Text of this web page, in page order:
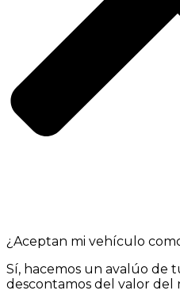
¿Aceptan mi vehículo
Sí, hacemos un avalúo de
descontamos del valor del